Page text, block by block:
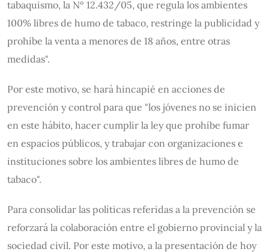
tabaquismo, la Nº 12.432/05, que regula los ambientes
100% libres de humo de tabaco, restringe la publicidad y
prohíbe la venta a menores de 18 años, entre otras
medidas".
Por este motivo, se hará hincapié en acciones de
prevención y control para que "los jóvenes no se inicien
en este hábito, hacer cumplir la ley que prohíbe fumar
en espacios públicos, y trabajar con organizaciones e
instituciones sobre los ambientes libres de humo de
tabaco".
Para consolidar las políticas referidas a la prevención se
reforzará la colaboración entre el gobierno provincial y la
sociedad civil. Por este motivo, a la presentación de hoy